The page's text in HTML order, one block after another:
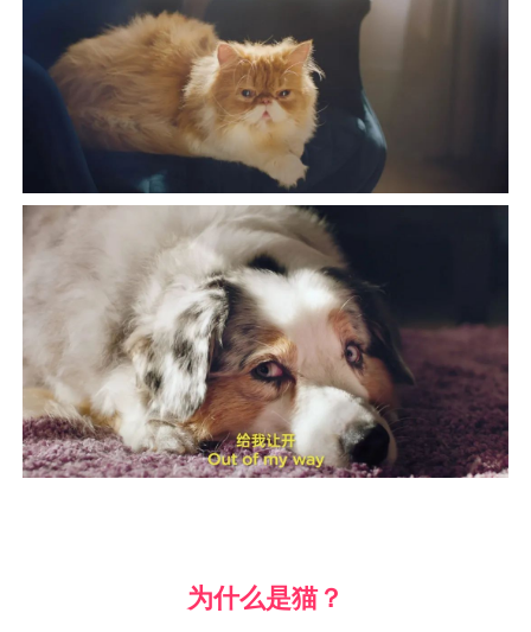
为什么是猫？